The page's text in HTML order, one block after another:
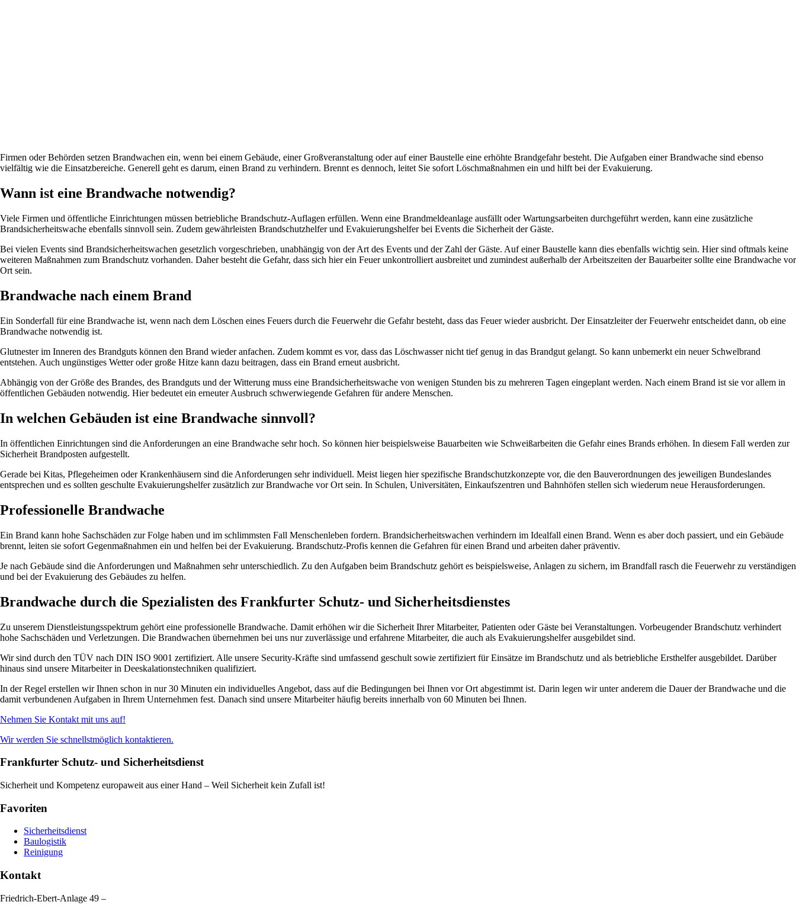
Firmen oder Behörden setzen Brandwachen ein, wenn bei einem Gebäude, einer Großveranstaltung oder auf einer Baustelle eine erhöhte Brandgefahr besteht. Die Aufgaben einer Brandwache sind ebenso
vielfältig wie die Einsatzbereiche. Generell geht es darum, einen Brand zu verhindern. Brennt es dennoch, leitet Sie sofort Löschmaßnahmen ein und hilft bei der Evakuierung.
Wann ist eine Brandwache notwendig?
Viele Firmen und öffentliche Einrichtungen müssen betriebliche Brandschutz-Auflagen erfüllen. Wenn eine Brandmeldeanlage ausfällt oder Wartungsarbeiten durchgeführt werden, kann eine zusätzliche
Brandsicherheitswache ebenfalls sinnvoll sein. Zudem gewährleisten Brandschutzhelfer und Evakuierungshelfer bei Events die Sicherheit der Gäste.
Bei vielen Events sind Brandsicherheitswachen gesetzlich vorgeschrieben, unabhängig von der Art des Events und der Zahl der Gäste. Auf einer Baustelle kann dies ebenfalls wichtig sein. Hier sind oftmals keine
weiteren Maßnahmen zum Brandschutz vorhanden. Daher besteht die Gefahr, dass sich hier ein Feuer unkontrolliert ausbreitet und zumindest außerhalb der Arbeitszeiten der Bauarbeiter sollte eine Brandwache vor
Ort sein.
Brandwache nach einem Brand
Ein Sonderfall für eine Brandwache ist, wenn nach dem Löschen eines Feuers durch die Feuerwehr die Gefahr besteht, dass das Feuer wieder ausbricht. Der Einsatzleiter der Feuerwehr entscheidet dann, ob eine
Brandwache notwendig ist.
Glutnester im Inneren des Brandguts können den Brand wieder anfachen. Zudem kommt es vor, dass das Löschwasser nicht tief genug in das Brandgut gelangt. So kann unbemerkt ein neuer Schwelbrand
entstehen. Auch ungünstiges Wetter oder große Hitze kann dazu beitragen, dass ein Brand erneut ausbricht.
Abhängig von der Größe des Brandes, des Brandguts und der Witterung muss eine Brandsicherheitswache von wenigen Stunden bis zu mehreren Tagen eingeplant werden. Nach einem Brand ist sie vor allem in
öffentlichen Gebäuden notwendig. Hier bedeutet ein erneuter Ausbruch schwerwiegende Gefahren für andere Menschen.
In welchen Gebäuden ist eine Brandwache sinnvoll?
In öffentlichen Einrichtungen sind die Anforderungen an eine Brandwache sehr hoch. So können hier beispielsweise Bauarbeiten wie Schweißarbeiten die Gefahr eines Brands erhöhen. In diesem Fall werden zur
Sicherheit Brandposten aufgestellt.
Gerade bei Kitas, Pflegeheimen oder Krankenhäusern sind die Anforderungen sehr individuell. Meist liegen hier spezifische Brandschutzkonzepte vor, die den Bauverordnungen des jeweiligen Bundeslandes
entsprechen und es sollten geschulte Evakuierungshelfer zusätzlich zur Brandwache vor Ort sein. In Schulen, Universitäten, Einkaufszentren und Bahnhöfen stellen sich wiederum neue Herausforderungen.
Professionelle Brandwache
Ein Brand kann hohe Sachschäden zur Folge haben und im schlimmsten Fall Menschenleben fordern. Brandsicherheitswachen verhindern im Idealfall einen Brand. Wenn es aber doch passiert, und ein Gebäude
brennt, leiten sie sofort Gegenmaßnahmen ein und helfen bei der Evakuierung. Brandschutz-Profis kennen die Gefahren für einen Brand und arbeiten daher präventiv.
Je nach Gebäude sind die Anforderungen und Maßnahmen sehr unterschiedlich. Zu den Aufgaben beim Brandschutz gehört es beispielsweise, Anlagen zu sichern, im Brandfall rasch die Feuerwehr zu verständigen
und bei der Evakuierung des Gebäudes zu helfen.
Brandwache durch die Spezialisten des Frankfurter Schutz- und Sicherheitsdienstes
Zu unserem Dienstleistungsspektrum gehört eine professionelle Brandwache. Damit erhöhen wir die Sicherheit Ihrer Mitarbeiter, Patienten oder Gäste bei Veranstaltungen. Vorbeugender Brandschutz verhindert
hohe Sachschäden und Verletzungen. Die Brandwachen übernehmen bei uns nur zuverlässige und erfahrene Mitarbeiter, die auch als Evakuierungshelfer ausgebildet sind.
Wir sind durch den TÜV nach DIN ISO 9001 zertifiziert. Alle unsere Security-Kräfte sind umfassend geschult sowie zertifiziert für Einsätze im Brandschutz und als betriebliche Ersthelfer ausgebildet. Darüber
hinaus sind unsere Mitarbeiter in Deeskalationstechniken qualifiziert.
In der Regel erstellen wir Ihnen schon in nur 30 Minuten ein individuelles Angebot, dass auf die Bedingungen bei Ihnen vor Ort abgestimmt ist. Darin legen wir unter anderem die Dauer der Brandwache und die
damit verbundenen Aufgaben in Ihrem Unternehmen fest. Danach sind unsere Mitarbeiter häufig bereits innerhalb von 60 Minuten bei Ihnen.
Nehmen Sie Kontakt mit uns auf!
Wir werden Sie schnellstmöglich kontaktieren.
Frankfurter Schutz- und Sicherheitsdienst
Sicherheit und Kompetenz europaweit aus einer Hand – Weil Sicherheit kein Zufall ist!
Favoriten
Sicherheitsdienst
Baulogistik
Reinigung
Kontakt
Friedrich-Ebert-Anlage 49 –